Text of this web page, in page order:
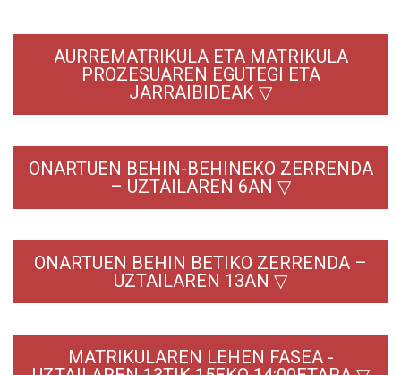
AURREMATRIKULA ETA MATRIKULA
PROZESUAREN EGUTEGI ETA
JARRAIBIDEAK ▽
ONARTUEN BEHIN-BEHINEKO ZERRENDA
– UZTAILAREN 6AN ▽
ONARTUEN BEHIN BETIKO ZERRENDA –
UZTAILAREN 13AN ▽
MATRIKULAREN LEHEN FASEA -